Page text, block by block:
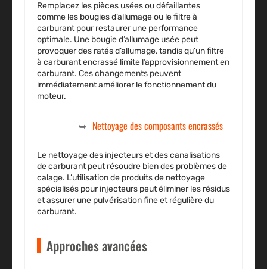
Remplacez les pièces usées ou défaillantes
comme les bougies d’allumage ou le filtre à
carburant pour restaurer une performance
optimale. Une bougie d’allumage usée peut
provoquer des ratés d’allumage, tandis qu’un filtre
à carburant encrassé limite l’approvisionnement en
carburant. Ces changements peuvent
immédiatement améliorer le fonctionnement du
moteur.
Nettoyage des composants encrassés
Le nettoyage des injecteurs et des canalisations
de carburant peut résoudre bien des problèmes de
calage. L’utilisation de produits de nettoyage
spécialisés pour injecteurs peut éliminer les résidus
et assurer une pulvérisation fine et régulière du
carburant.
Approches avancées